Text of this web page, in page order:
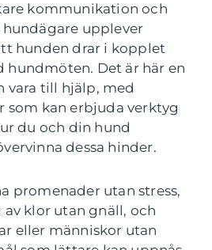
kommunikation och
hundägare upplever
hunden drar i kopplet
Det är här en
vara till hjälp, med
som kan erbjuda verktyg
du och din hund
dessa hinder.
promenader utan stress,
klor utan gnäll, och
eller människor utan